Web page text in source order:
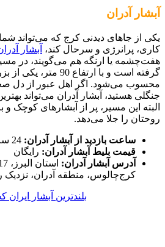
آبشار آدران
یکی از جاهای دیدنی کرج که می‌تواند
کاری، پرانرژی و سرحال کند، آبشار
هفت‌چشمه یا ارنگه هم می‌گویند، در
گرفته است و با ارتفاع
محسوب می‌شود. اگر اهل عبور از دل
جنگلی هستید، آبشار آدران می‌تواند
البته این مسیر، پر از آبشارهای
روحتان را جلا می‌دهد.
ساعت بازدید از آبشار آدران:
قیمت بلیط آبشار آدران: رایگان
آدرس آبشار آدران:
کرج‌چالوس، منطقه آدران، نزدیک
بلندترین آبشار